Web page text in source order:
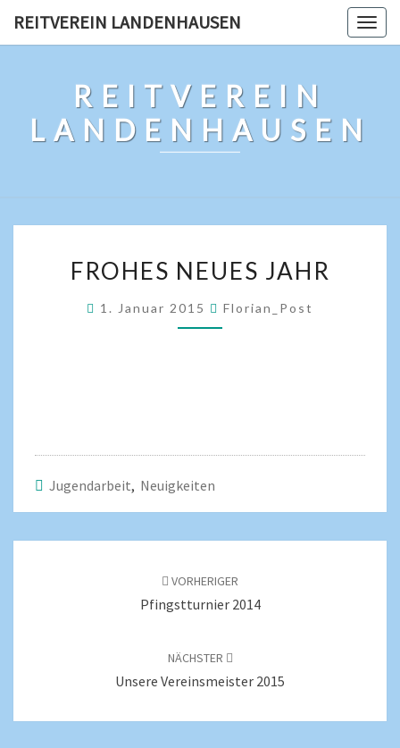
REITVEREIN LANDENHAUSEN
REITVEREIN
LANDENHAUSEN
FROHES NEUES JAHR
1. Januar 2015 Florian_Post
Jugendarbeit, Neuigkeiten
VORHERIGER
Pfingstturnier 2014
NÄCHSTER
Unsere Vereinsmeister 2015